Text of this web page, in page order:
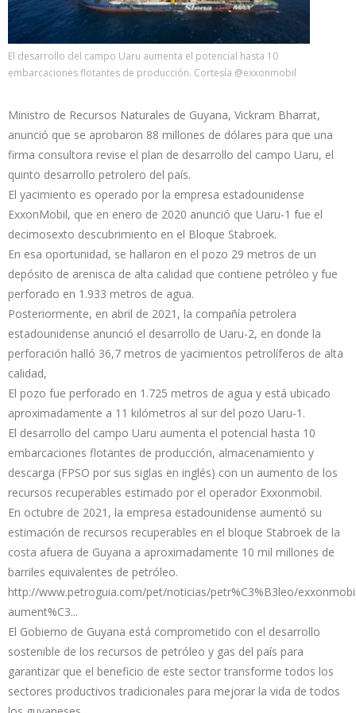
El desarrollo del campo Uaru aumenta el potencial hasta 10
embarcaciones flotantes de producción. Cortesía @exxonmobil
Ministro de Recursos Naturales de Guyana, Vickram Bharrat,
anunció que se aprobaron 88 millones de dólares para que una
firma consultora revise el plan de desarrollo del campo Uaru, el
quinto desarrollo petrolero del país.
El yacimiento es operado por la empresa estadounidense
ExxonMobil, que en enero de 2020 anunció que Uaru-1 fue el
decimosexto descubrimiento en el Bloque Stabroek.
En esa oportunidad, se hallaron en el pozo 29 metros de un
depósito de arenisca de alta calidad que contiene petróleo y fue
perforado en 1.933 metros de agua.
Posteriormente, en abril de 2021, la compañía petrolera
estadounidense anunció el desarrollo de Uaru-2, en donde la
perforación halló 36,7 metros de yacimientos petrolíferos de alta
calidad,
El pozo fue perforado en 1.725 metros de agua y está ubicado
aproximadamente a 11 kilómetros al sur del pozo Uaru-1.
El desarrollo del campo Uaru aumenta el potencial hasta 10
embarcaciones flotantes de producción, almacenamiento y
descarga (FPSO por sus siglas en inglés) con un aumento de los
recursos recuperables estimado por el operador Exxonmobil.
En octubre de 2021, la empresa estadounidense aumentó su
estimación de recursos recuperables en el bloque Stabroek de la
costa afuera de Guyana a aproximadamente 10 mil millones de
barriles equivalentes de petróleo.
http://www.petroguia.com/pet/noticias/petr%C3%B3leo/
aument%C3...
El Gobierno de Guyana está comprometido con el desarrollo
sostenible de los recursos de petróleo y gas del país para
garantizar que el beneficio de este sector transforme todos los
sectores productivos tradicionales para mejorar la vida de todos